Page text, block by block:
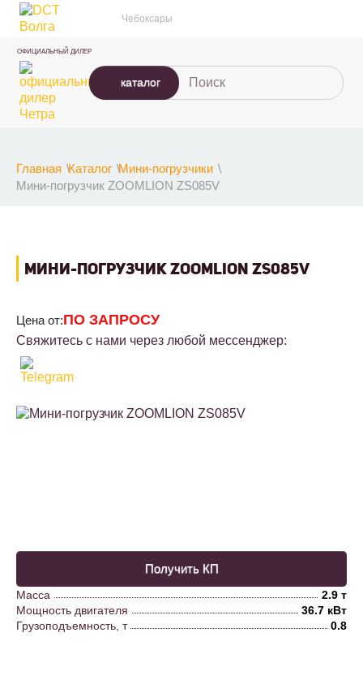
Чебоксары
ОФИЦИАЛЬНЫЙ ДИЛЕР
каталог
Главная Каталог Мини-погрузчики
Мини-погрузчик ZOOMLION ZS085V
МИНИ-ПОГРУЗЧИК ZOOMLION ZS085V
Цена от:ПО ЗАПРОСУ
Свяжитесь с нами через любой мессенджер:
Получить КП
Масса
2.9 т
Мощность двигателя
36.7 кВт
Грузоподъемность, т
0.8